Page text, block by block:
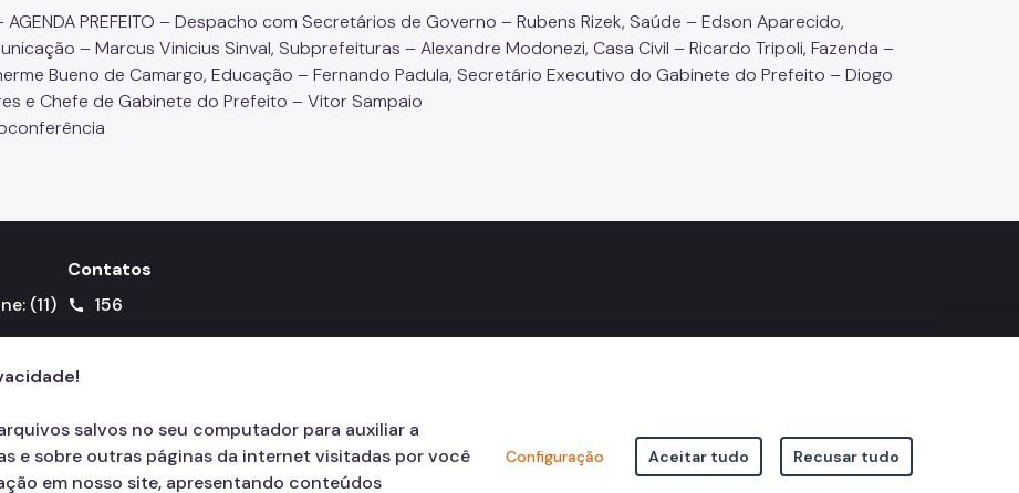
AGENDA PREFEITO – Despacho com Secretários de Governo – Rubens Rizek, Saúde – Edson Aparecido,
– Marcus Vinicius Sinval, Subprefeituras – Alexandre Modonezi, Casa Civil – Ricardo Tripoli, Fazenda –
Bueno de Camargo, Educação – Fernando Padula, Secretário Executivo do Gabinete do Prefeito – Diogo
e Chefe de Gabinete do Prefeito – Vitor Sampaio
(11)
Contatos
call 156
salvos no seu computador para auxiliar a
e sobre outras páginas da internet visitadas por você
em nosso site, apresentando conteúdos
Configuração Aceitar tudo Recusar tudo